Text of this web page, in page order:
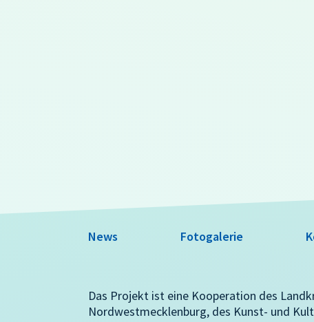
News Fotogalerie
Das Projekt ist eine Kooperation des
Nordwestmecklenburg, des Kunst- und